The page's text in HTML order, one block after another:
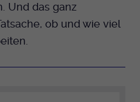
Und das ganz
ob und wie viel